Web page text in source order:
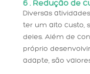
6 . Redução de
Diversas
ter um alto custo,
deles. Além de
próprio
adapte, são